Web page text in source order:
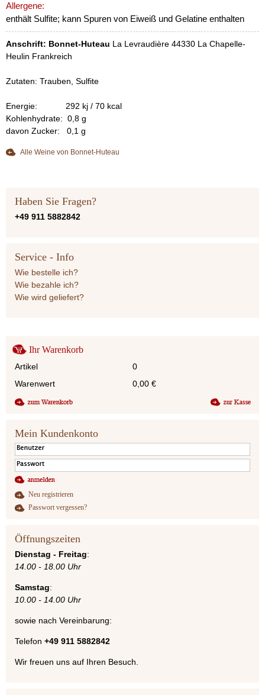
Allergene:
enthält Sulfite; kann Spuren von Eiweiß und Gelatine enthalten
Anschrift: Bonnet-Huteau La Levraudière 44330 La Chapelle-
Heulin Frankreich
Zutaten: Trauben, Sulfite
Energie: 292 kj / 70 kcal
Kohlenhydrate: 0,8 g
davon Zucker: 0,1 g
Alle Weine von Bonnet-Huteau
Haben Sie Fragen?
+49 911 5882842
Service - Info
Wie bestelle ich?
Wie bezahle ich?
Wie wird geliefert?
Ihr Warenkorb
Artikel
0
Warenwert
0,00 €
Mein Kundenkonto
Neu registrieren
Passwort vergessen?
Öffnungszeiten
Dienstag - Freitag:
14.00 - 18.00 Uhr
Samstag:
10.00 - 14.00 Uhr
sowie nach Vereinbarung:
Telefon +49 911 5882842
Wir freuen uns auf Ihren Besuch.